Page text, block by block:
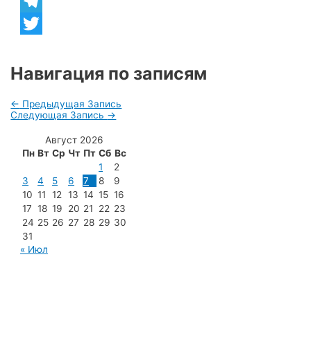
Telegram
Навигация по записям
← Предыдущая Запись
Следующая Запись →
Август 2026
Пн Вт Ср Чт Пт Сб Вс
1
2
3
4 5 6 7 8
9
10 11 12 13 14 15 16
17 18 19 20 21 22 23
24 25 26 27 28 29 30
31
« Июл